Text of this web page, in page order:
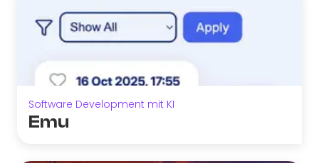
Software Development mit KI
Emu